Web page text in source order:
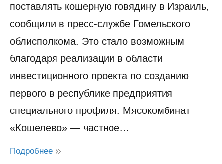
поставлять кошерную говядину в Израиль,
сообщили в пресс-службе Гомельского
облисполкома. Это стало возможным
благодаря реализации в области
инвестиционного проекта по созданию
первого в республике предприятия
специального профиля. Мясокомбинат
«Кошелево» — частное…
Подробнее